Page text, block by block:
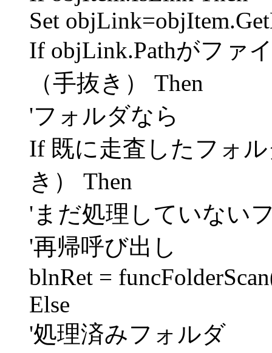
Set
If objLink.Pathがファ
（手抜き） Then
'フォルダなら
If 既に走査したフォ
き） Then
'まだ処理していない
'再帰呼び出し
blnRet =
Else
'処理済みフォルダ